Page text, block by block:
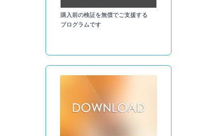
購入前の検証を無償でご支援する
プログラムです